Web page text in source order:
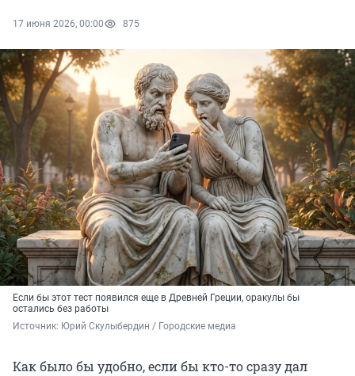
17 июня 2026, 00:00 875
Если бы этот тест появился еще в Древней Греции, оракулы бы
остались без работы
Источник: Юрий Скулыбердин / Городские медиа
Как было бы удобно, если бы кто-то сразу дал